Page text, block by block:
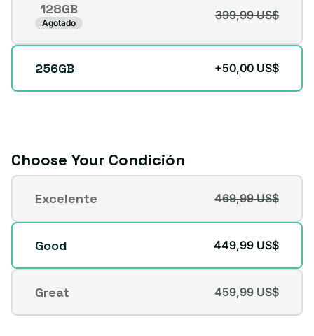
128GB
Agotado
399,99 US$
Variante
no
disponible
256GB +50,00 US$
Choose Your Condición
Condición
Excelente
Variante
agotada
no
disponible
469,99 US$
Good 449,99 US$
Great
Variante
agotada
459,99 US$